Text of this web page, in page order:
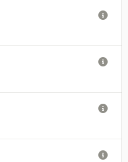



